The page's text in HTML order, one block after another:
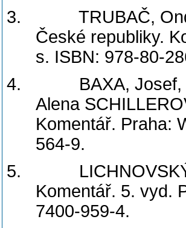
3.
TRUBAČ,
České republiky.
s. ISBN: 978-80-
4.
BAXA,
Alena
Komentář. Praha:
564-9.
5.
Komentář. 5. vyd.
7400-959-4.